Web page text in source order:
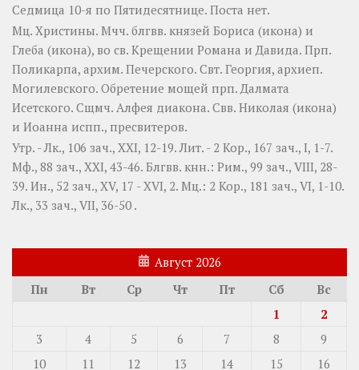
Седмица 10-я по Пятидесятнице. Поста нет.
Мц. Христины. Мчч. блгвв. князей Бориса (икона) и
Глеба (икона), во св. Крещении Романа и Давида. Прп.
Поликарпа, архим. Печерского. Свт. Георгия, архиеп.
Могилевского. Обретение мощей прп. Далмата
Исетского. Сщмч. Алфея диакона. Свв. Николая (икона)
и Иоанна испп., пресвитеров.
Утр. -Лк., 106 зач., XXI, 12-19.Лит. - 2 Кор., 167 зач., I, 1-7.
Мф., 88 зач., XXI, 43-46. Блгвв. кнн.: Рим., 99 зач., VIII, 28-
39. Ин., 52 зач., XV, 17 - XVI, 2. Мц.: 2 Кор., 181 зач., VI, 1-10.
Лк., 33 зач., VII, 36-50 .
Август 2026
Пн
Вт Ср Чт Пт Сб
Вс
1
2
3
4 5 6 7 8
9
10
11 12 13 14 15
16